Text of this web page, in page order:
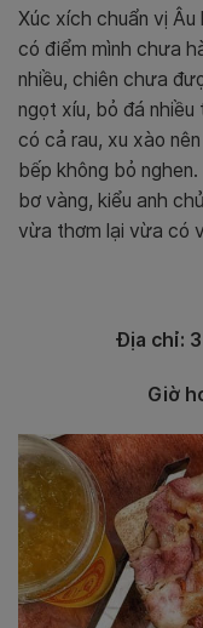
Xúc xích chuẩn vị Âu
có điểm mình chưa
nhiều, chiên chưa
ngọt xíu, bỏ đá nhiều
có cả rau, xu xào
bếp không bỏ
bơ vàng, kiểu anh
vừa thơm lại vừa có
Địa chỉ:
Giờ